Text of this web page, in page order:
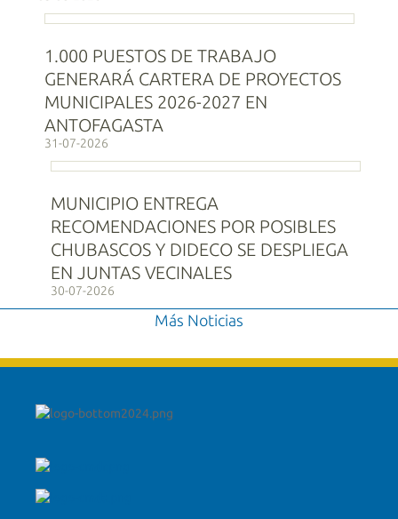
1.000 PUESTOS DE TRABAJO
GENERARÁ CARTERA DE PROYECTOS
MUNICIPALES 2026-2027 EN
ANTOFAGASTA
31-07-2026
MUNICIPIO ENTREGA
RECOMENDACIONES POR POSIBLES
CHUBASCOS Y DIDECO SE DESPLIEGA
EN JUNTAS VECINALES
30-07-2026
Más Noticias